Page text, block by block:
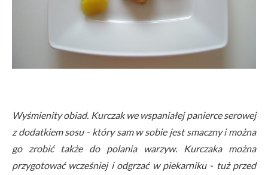
Wyśmienity obiad. Kurczak we wspaniałej panierce serowej
z dodatkiem sosu - który sam w sobie jest smaczny i można
go zrobić także do polania warzyw. Kurczaka można
przygotować wcześniej i odgrzać w piekarniku - tuż przed